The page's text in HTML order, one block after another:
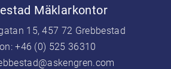
Mäklarkontor
15, 457 72 Grebbestad
+46 (0) 525 36310